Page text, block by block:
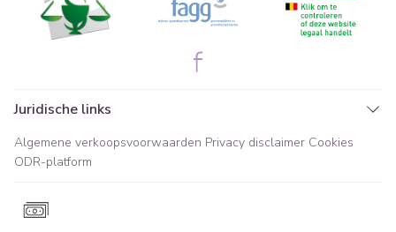
Juridische links
Algemene verkoopsvoorwaarden Privacy disclaimer Cookies
ODR-platform